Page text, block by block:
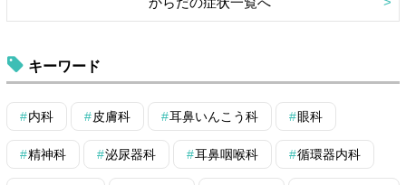
キーワード
内科 皮膚科 耳鼻いんこう科 眼科
精神科 泌尿器科 耳鼻咽喉科 循環器内科